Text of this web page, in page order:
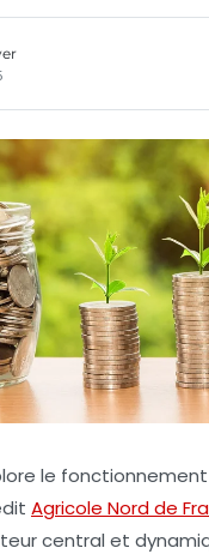
le
Agricole Nord de
central et